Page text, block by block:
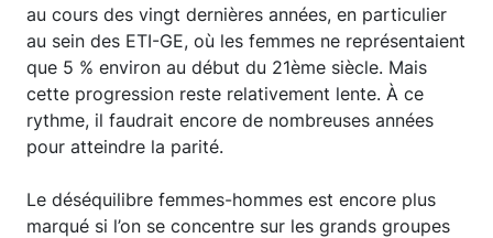
au cours des vingt dernières années, en particulier
au sein des ETI-GE, où les femmes ne représentaient
que 5 % environ au début du 21ème siècle. Mais
cette progression reste relativement lente. À ce
rythme, il faudrait encore de nombreuses années
pour atteindre la parité.
Le déséquilibre femmes-hommes est encore plus
marqué si l’on se concentre sur les grands groupes